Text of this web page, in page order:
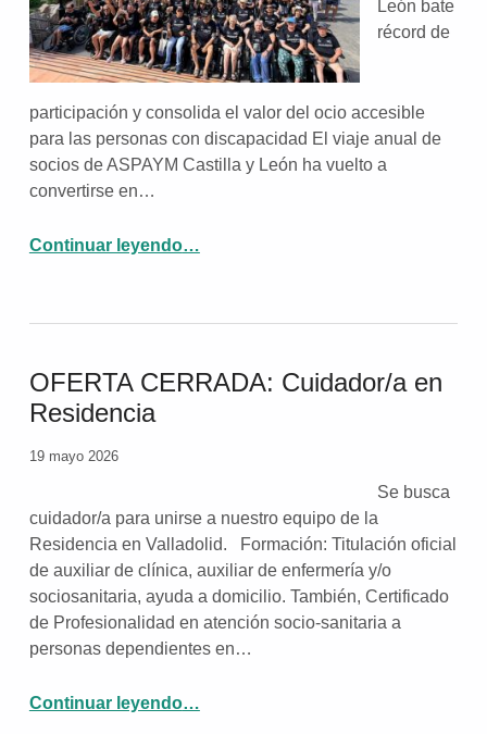
León bate
récord de
participación y consolida el valor del ocio accesible
para las personas con discapacidad El viaje anual de
socios de ASPAYM Castilla y León ha vuelto a
convertirse en…
Continuar leyendo
“El viaje de socios de ASPAYM Castilla y León bate récord de participación y consolida el valor del ocio accesible para las personas con discapacidad”
…
OFERTA CERRADA: Cuidador/a en
Residencia
19 mayo 2026
Se busca
cuidador/a para unirse a nuestro equipo de la
Residencia en Valladolid. Formación: Titulación oficial
de auxiliar de clínica, auxiliar de enfermería y/o
sociosanitaria, ayuda a domicilio. También, Certificado
de Profesionalidad en atención socio-sanitaria a
personas dependientes en…
Continuar leyendo…